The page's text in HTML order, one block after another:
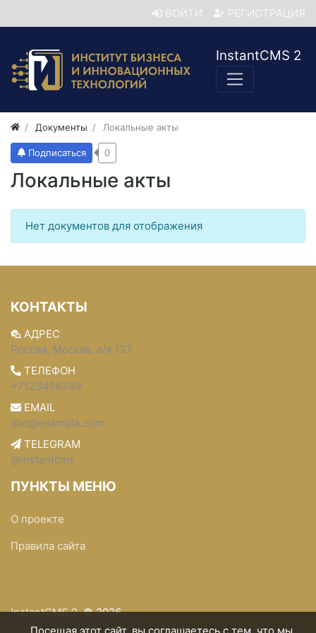
ВОЙТИ РЕГИСТРАЦИЯ
InstantCMS 2
Документы Локальные акты
Локальные акты
Подписаться 0
Нет документов для отображения
КОНТАКТЫ
АДРЕС
Россия, Москва, а/я 137
ТЕЛЕФОН
+7123456789
EMAIL
abc@example.com
TELEGRAM
@instantcms
ПУНКТЫ МЕНЮ
О проекте
Правила сайта
InstantCMS 2 © 2026